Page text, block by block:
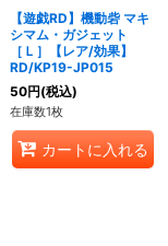
【遊戯RD】機動砦 マキ
シマム・ガジェット
［Ｌ］【レア/効果】
RD/KP19-JP015
50円(税込)
在庫数1枚
カートに入れる